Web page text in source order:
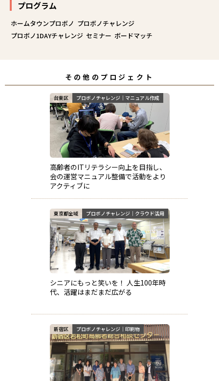
プログラム
ホームタウンプロボノ プロボノチャレンジ
プロボノ1DAYチャレンジ セミナー ボードマッチ
その他のプロジェクト
台東区 プロボノチャレンジ｜マニュアル作成
高齢者のITリテラシー向上を目指し、
会の運営マニュアル整備で活動をより
アクティブに
東京都全域 プロボノチャレンジ｜クラウド活用
シニアにもっと笑いを！ 人生100年時
代、活躍はまだまだ広がる
新宿区 プロボノチャレンジ｜印刷物